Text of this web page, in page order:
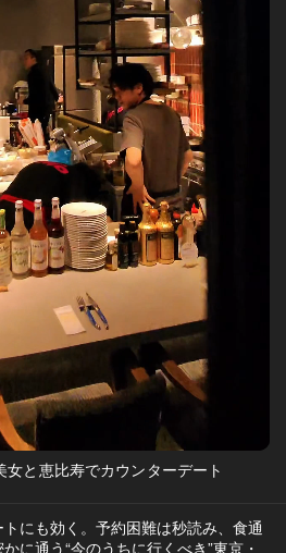
女と恵比寿でカウンターデート
トにも効く。予約困難は秒読み、食通
に通う“今のうちに行くべき”東京・